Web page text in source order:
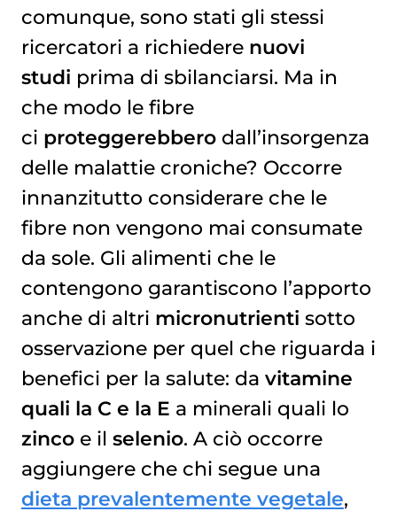
comunque, sono stati gli stessi
ricercatori a richiedere nuovi
studi prima di sbilanciarsi. Ma in
che modo le fibre
ci proteggerebbero dall’insorgenza
delle malattie croniche? Occorre
innanzitutto considerare che le
fibre non vengono mai consumate
da sole. Gli alimenti che le
contengono garantiscono l’apporto
anche di altri micronutrienti sotto
osservazione per quel che riguarda i
benefici per la salute: da vitamine
quali la C e la E a minerali quali lo
zincoe il selenio. A ciò occorre
aggiungere che chi segue una
dieta prevalentemente vegetale,